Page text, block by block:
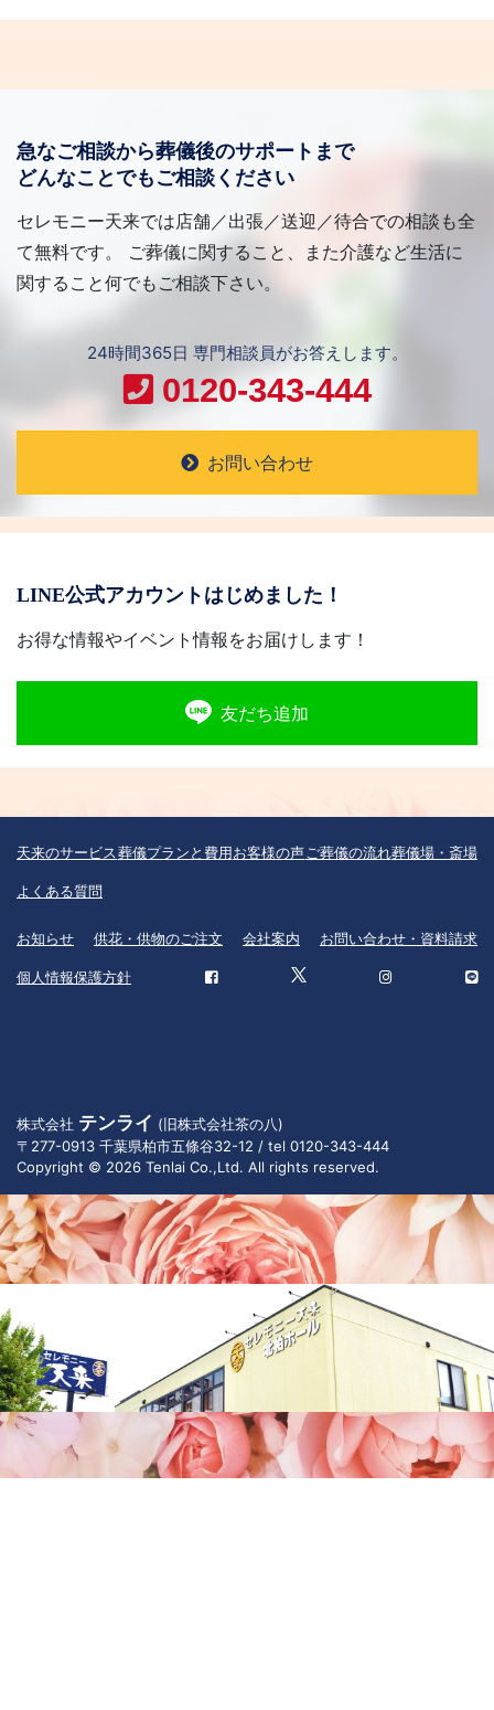
急なご相談から葬儀後のサポートまで
どんなことでもご相談ください
セレモニー天来では店舗／出張／送迎／待合での相談も全
て無料です。 ご葬儀に関すること、また介護など生活に
関すること何でもご相談下さい。
24時間365日 専門相談員がお答えします。
0120-343-444
お問い合わせ
LINE公式アカウントはじめました！
お得な情報やイベント情報をお届けします！
友だち追加
天来のサービス葬儀プランと費用お客様の声 ご葬儀の流れ葬儀場・斎場
よくある質問
お知らせ 供花・供物のご注文 会社案内 お問い合わせ・資料請求
個人情報保護方針
株式会社 テンライ (旧株式会社茶の八)
〒277-0913 千葉県柏市五條谷32-12 / tel 0120-343-444
Copyright © 2026 Tenlai Co.,Ltd. All rights reserved.